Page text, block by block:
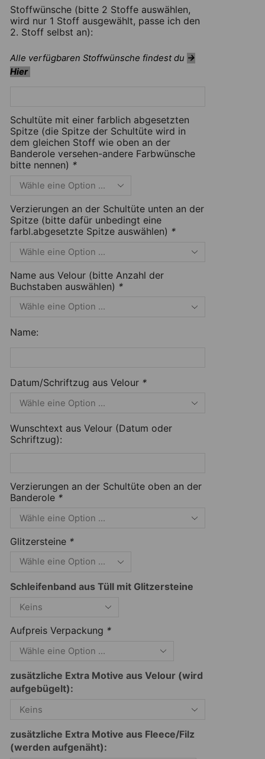
Stoffwünsche (bitte 2 Stoffe auswählen,
wird nur 1 Stoff ausgewählt, passe ich den
2. Stoff selbst an):
Alle verfügbaren Stoffwünsche findest du →
Hier
Schultüte mit einer farblich abgesetzten
Spitze (die Spitze der Schultüte wird in
dem gleichen Stoff wie oben an der
Banderole versehen-andere Farbwünsche
bitte nennen) *
Verzierungen an der Schultüte unten an der
Spitze (bitte dafür unbedingt eine
farbl.abgesetzte Spitze auswählen) *
Name aus Velour (bitte Anzahl der
Buchstaben auswählen) *
Name:
Datum/Schriftzug aus Velour *
Wunschtext aus Velour (Datum oder
Schriftzug):
Verzierungen an der Schultüte oben an der
Banderole *
Glitzersteine *
Schleifenband aus Tüll mit Glitzersteine
Aufpreis Verpackung *
zusätzliche Extra Motive aus Velour (wird
aufgebügelt):
zusätzliche Extra Motive aus Fleece/Filz
(werden aufgenäht):